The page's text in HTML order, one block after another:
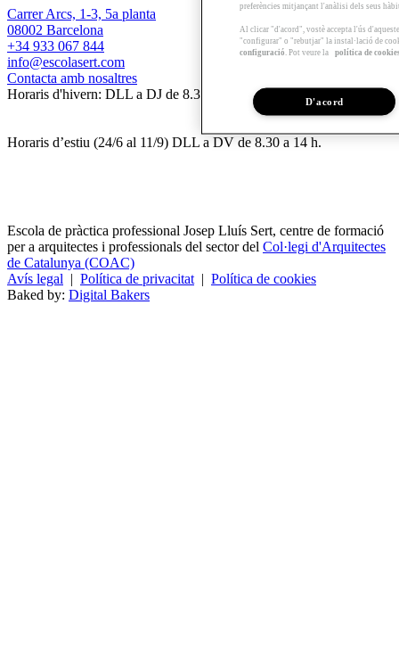
Carrer Arcs, 1-3, 5a planta
08002 Barcelona
+34 933 067 844
info@escolasert.com
Contacta amb nosaltres
Horaris d'hivern: DLL a DJ de 8.30 a 16.30 h / DV de 8.30 a 14 h.
Horaris d’estiu (24/6 al 11/9) DLL a DV de 8.30 a 14 h.
Escola de pràctica professional Josep Lluís Sert, centre de formació
per a arquitectes i professionals del sector del Col·legi d'Arquitectes
de Catalunya (COAC)
Avís legal | Política de privacitat | Política de cookies
Baked by: Digital Bakers
preferències mitjançant l'anàlisi dels seus
Al clicar "d'acord", vostè accepta l'ús
"configurar" o "rebutjar" la instal·lació de
configuració . Pot veure la política de
D'acord